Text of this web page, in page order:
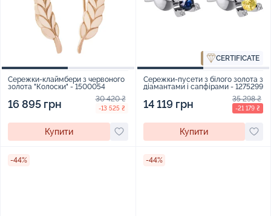
Сережки-клаймбери з червоного
золота "Колоски" - 1500054
16 895 грн 30 420 ₴
-13 525 ₴
Купити
CERTIFICATE
Сережки-пусети з білого золота з
діамантами і сапфірами - 1275299
14 119 грн 35 298 ₴
-21 179 ₴
Купити
-44% -44%